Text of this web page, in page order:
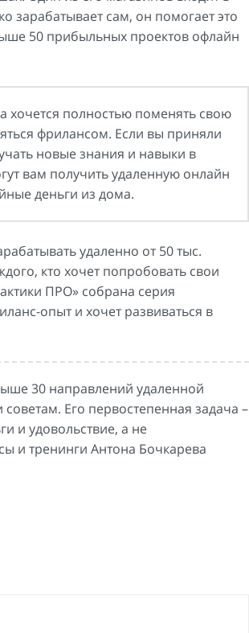
зарабатывает сам, он помогает это
50 прибыльных проектов офлайн
хочется полностью поменять свою
фрилансом. Если вы приняли
новые знания и навыки в
вам получить удаленную онлайн
деньги из дома.
удаленно от 50 тыс.
кто хочет попробовать свои
ПРО» собрана серия
опыт и хочет развиваться в
30 направлений удаленной
Его первостепенная задача –
и удовольствие, а не
и тренинги Антона Бочкарева